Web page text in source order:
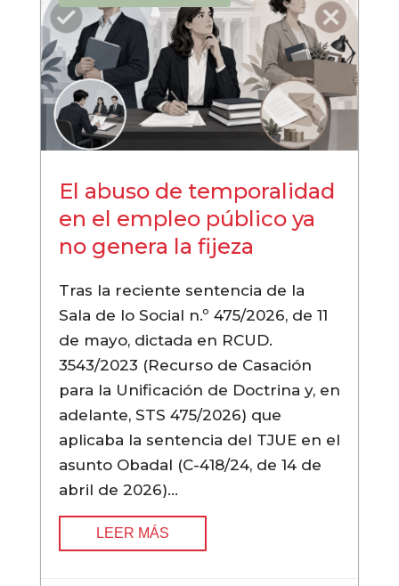
El abuso de temporalidad
en el empleo público ya
no genera la fijeza
Tras la reciente sentencia de la
Sala de lo Social n.º 475/2026, de 11
de mayo, dictada en RCUD.
3543/2023 (Recurso de Casación
para la Unificación de Doctrina y, en
adelante, STS 475/2026) que
aplicaba la sentencia del TJUE en el
asunto Obadal (C-418/24, de 14 de
abril de 2026)…
LEER MÁS